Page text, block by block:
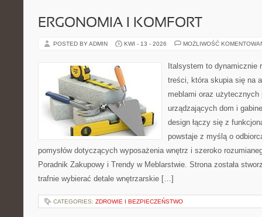
ERGONOMIA I KOMFORT
POSTED BY ADMIN KWI - 13 - 2026 MOŻLIWOŚĆ
Italsystem to dynamicznie
treści, która skupia się na
meblami oraz użytecznych
urządzających dom i
design łączy się z
powstaje z myślą o
pomysłów dotyczących wyposażenia wnętrz i szeroko
Poradnik Zakupowy i Trendy w Meblarstwie. Strona została
trafnie wybierać detale wnętrzarskie […]
CATEGORIES: ZDROWIE I BEZPIECZEŃSTWO